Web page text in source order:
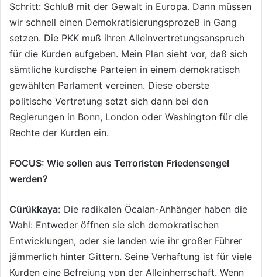
Schritt: Schluß mit der Gewalt in Europa. Dann müssen
wir schnell einen Demokratisierungsprozeß in Gang
setzen. Die PKK muß ihren Alleinvertretungsanspruch
für die Kurden aufgeben. Mein Plan sieht vor, daß sich
sämtliche kurdische Parteien in einem demokratisch
gewählten Parlament vereinen. Diese oberste
politische Vertretung setzt sich dann bei den
Regierungen in Bonn, London oder Washington für die
Rechte der Kurden ein.
FOCUS: Wie sollen aus Terroristen Friedensengel
werden?
Cürükkaya: Die radikalen Öcalan-Anhänger haben die
Wahl: Entweder öffnen sie sich demokratischen
Entwicklungen, oder sie landen wie ihr großer Führer
jämmerlich hinter Gittern. Seine Verhaftung ist für viele
Kurden eine Befreiung von der Alleinherrschaft. Wenn